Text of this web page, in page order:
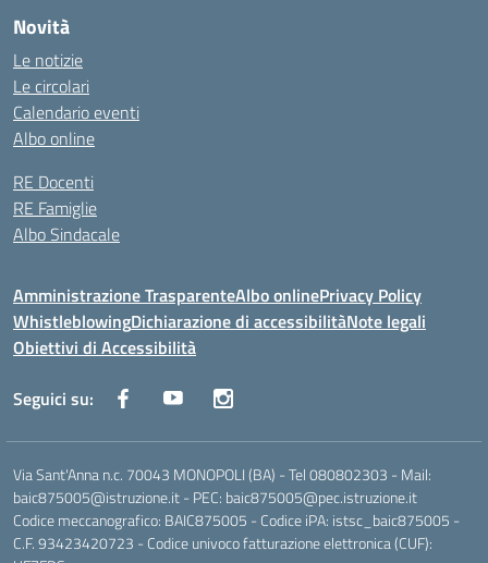
Novità
Le notizie
Le circolari
Calendario eventi
Albo online
RE Docenti
RE Famiglie
Albo Sindacale
Amministrazione TrasparenteAlbo onlinePrivacy Policy
WhistleblowingDichiarazione di accessibilitàNote legali
Obiettivi di Accessibilità
Seguici su:
Via Sant'Anna n.c. 70043 MONOPOLI (BA) - Tel 080802303 - Mail:
baic875005@istruzione.it - PEC: baic875005@pec.istruzione.it
Codice meccanografico: BAIC875005 - Codice iPA: istsc_baic875005 -
C.F. 93423420723 - Codice univoco fatturazione elettronica (CUF):